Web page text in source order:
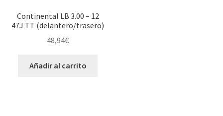
Continental LB 3.00 – 12
47J TT (delantero/trasero)
48,94€
Añadir al carrito